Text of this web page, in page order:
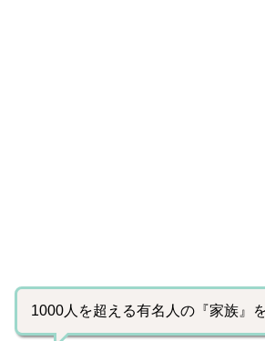
1000人を超える有名人の『家族』